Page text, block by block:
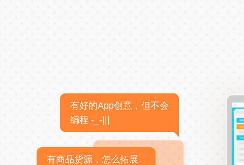
有好的App创意，但不会
编程 -_-|||
有商品货源，怎么拓展